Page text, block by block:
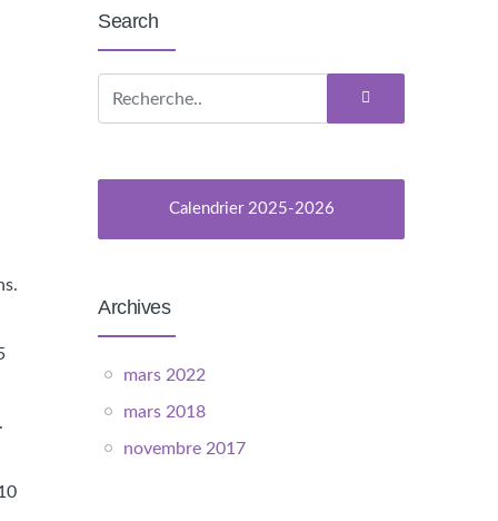
Search
Calendrier 2025-2026
Archives
mars 2022
mars 2018
novembre 2017